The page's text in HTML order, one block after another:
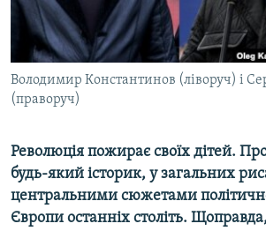
ВІДЕОУРОКИ «ELIFBE»
СВІДЧЕННЯ ОКУПАЦІЇ
УКРАЇНСЬКА ПРОБЛЕМА КРИМУ
Русский
Qırımtatar
ДОЛУЧАЙСЯ!
Усі сайти RFE/RL
Володимир Константинов (ліворуч) і
(праворуч)
Революція пожирає своїх дітей.
будь-який історик, у загальних
центральними сюжетами
Європи останніх століть.